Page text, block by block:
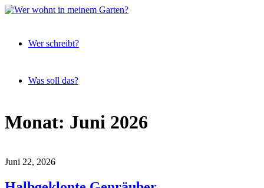
wohnt
meinem
vor der
Terrassentür
Wer schreibt?
Was soll das?
Skip
to
Monat: Juni 2026
Juni 22, 2026